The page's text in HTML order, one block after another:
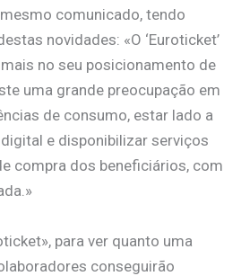
comunicado, tendo
novidades: «O ‘Euroticket’
no seu posicionamento de
uma grande preocupação em
de consumo, estar lado a
e disponibilizar serviços
compra dos beneficiários, com
para ver quanto uma
conseguirão